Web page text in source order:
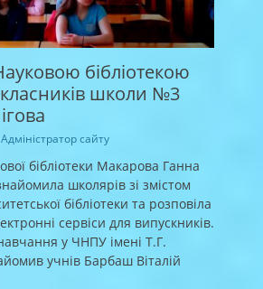
бібліотекою
школи №3
Адміністратор сайту
бібліотеки Макарова Ганна
школярів зі змістом
бібліотеки та розповіла
сервіси для випускників.
у ЧНПУ імені Т.Г.
учнів Барбаш Віталій